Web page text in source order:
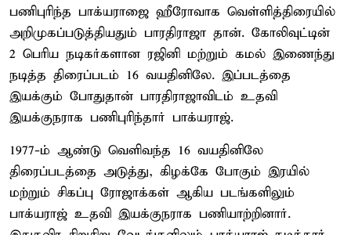
பணிபுரிந்த பாக்யராஜை ஹீரோவாக வெள்ளித்திரையில்
அறிமுகப்படுத்தியதும் பாரதிராஜா தான். கோலிவுட்டின்
2 பெரிய நடிகர்களான ரஜினி மற்றும் கமல் இணைந்து
நடித்த திரைப்படம் 16 வயதினிலே. இப்படத்தை
இயக்கும் போதுதான் பாரதிராஜாவிடம் உதவி
இயக்குநராக பணிபுரிந்தார் பாக்யராஜ்.
1977-ம் ஆண்டு வெளிவந்த 16 வயதினிலே
திரைப்படத்தை அடுத்து, கிழக்கே போகும் இரயில்
மற்றும் சிகப்பு ரோஜாக்கள் ஆகிய படங்களிலும்
பாக்யராஜ் உதவி இயக்குநராக பணியாற்றினார்.